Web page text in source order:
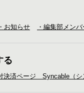
・お知らせ ・編集部メンバ
る
決済ページ Syncable（シ